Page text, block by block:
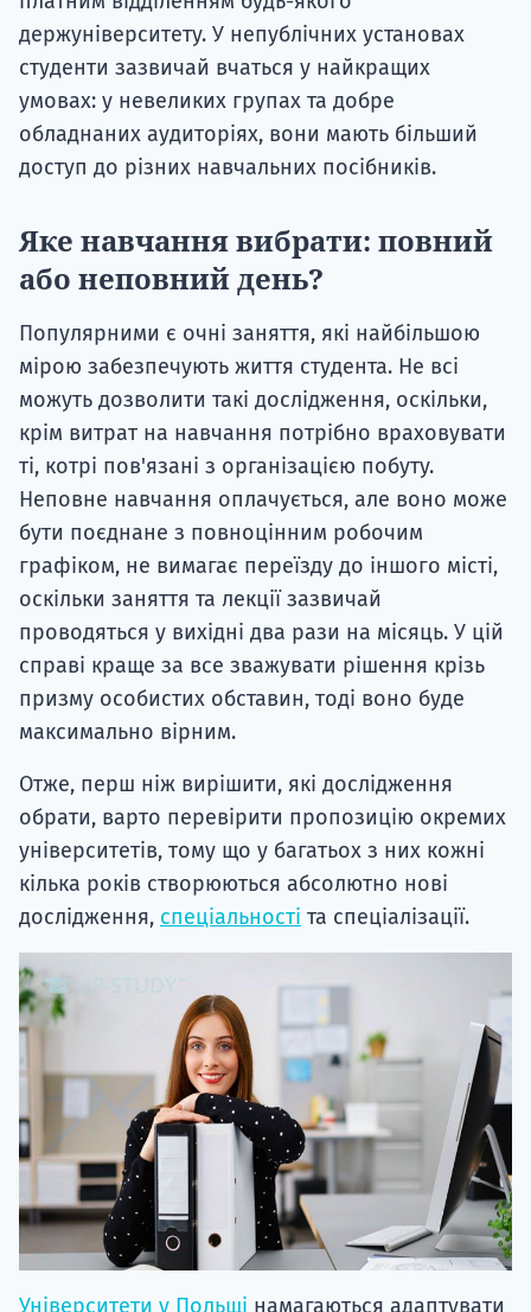
держуніверситету. У непублічних установах
студенти зазвичай вчаться у найкращих
умовах: у невеликих групах та добре
обладнаних аудиторіях, вони мають більший
доступ до різних навчальних посібників.
Яке навчання вибрати: повний
або неповний день?
Популярними є очні заняття, які найбільшою
мірою забезпечують життя студента. Не всі
можуть дозволити такі дослідження, оскільки,
крім витрат на навчання потрібно враховувати
ті, котрі пов'язані з організацією побуту.
Неповне навчання оплачується, але воно може
бути поєднане з повноцінним робочим
графіком, не вимагає переїзду до іншого місті,
оскільки заняття та лекції зазвичай
проводяться у вихідні два рази на місяць. У цій
справі краще за все зважувати рішення крізь
призму особистих обставин, тоді воно буде
максимально вірним.
Отже, перш ніж вирішити, які дослідження
обрати, варто перевірити пропозицію окремих
університетів, тому що у багатьох з них кожні
кілька років створюються абсолютно нові
дослідження, спеціальності та спеціалізації.
Університети у Польщі намагаються адаптувати